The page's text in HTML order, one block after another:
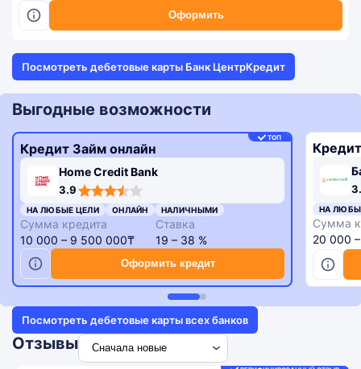
Оформить
Посмотреть дебетовые карты Банк ЦентрКредит
Выгодные возможности
ТОП
Кредит Займ онлайн
Home Credit Bank
3.9
rating
НА ЛЮБЫЕ ЦЕЛИ ОНЛАЙН НАЛИЧНЫМИ
Сумма кредита
10 000 – 9 500 000₸
Ставка
19 – 38 %
Оформить кредит
НА
Сумма
20 000
Посмотреть дебетовые карты всех банков
Отзывы